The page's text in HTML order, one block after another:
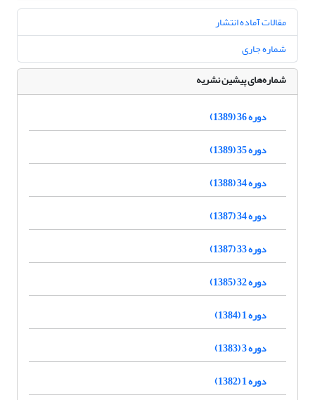
مقالات آماده انتشار
شماره جاری
شماره‌های پیشین نشریه
دوره 36 (1389)
دوره 35 (1389)
دوره 34 (1388)
دوره 34 (1387)
دوره 33 (1387)
دوره 32 (1385)
دوره 1 (1384)
دوره 3 (1383)
دوره 1 (1382)